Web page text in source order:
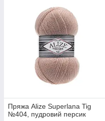
Пряжа Alize Superlana Tig
№404, пудровий персик